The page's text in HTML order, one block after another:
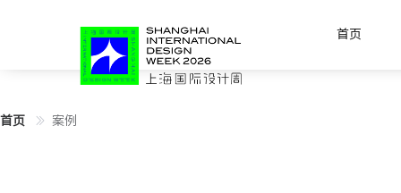
首页
首页 案例